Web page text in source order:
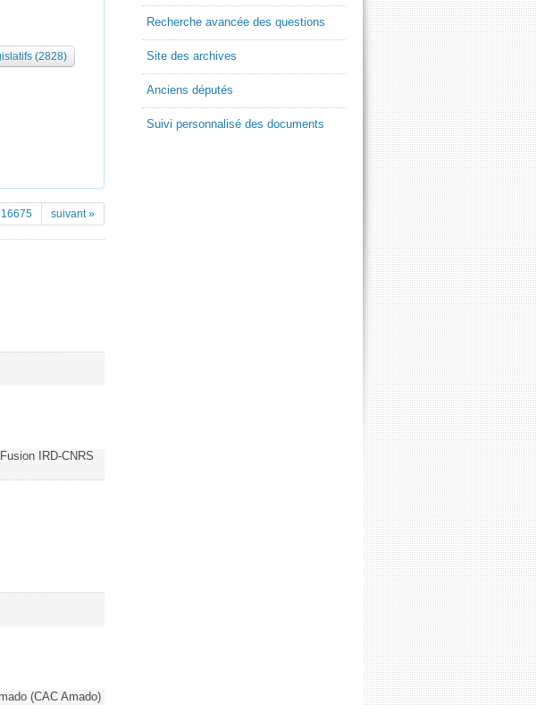
(2828)
16675 suivant »
IRD-CNRS
(CAC Amado)
Recherche avancée des questions
Site des archives
Anciens députés
Suivi personnalisé des documents